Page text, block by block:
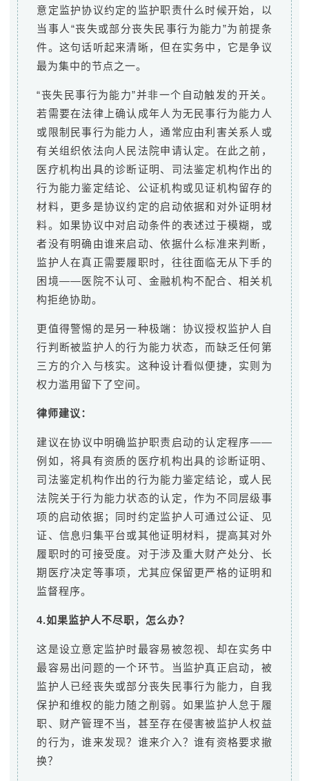
意定监护协议约定的监护职责什么时候开始，以
当事人“丧失或部分丧失民事行为能力”为前提条
件。这句话听起来清晰，但在实务中，它是争议
最为集中的节点之一。
“丧失民事行为能力”并非一个自动触发的开关。
若需要在法律上确认成年人为无民事行为能力人
或限制民事行为能力人，通常应由利害关系人或
有关组织依法向人民法院申请认定。在此之前，
医疗机构出具的诊断证明、司法鉴定机构作出的
行为能力鉴定结论、公证机构或见证机构留存的
材料，更多是协议约定的启动依据和对外证明材
料。如果协议中对启动条件的表述过于模糊，或
者没有明确由谁来启动、依据什么标准来判断，
监护人在真正需要履职时，往往面临无从下手的
困境——医院不认可、金融机构不配合、相关机
构拒绝协助。
更值得警惕的是另一种极端：协议授权监护人自
行判断被监护人的行为能力状态，而缺乏任何第
三方的介入与核实。这种设计看似便捷，实则为
权力滥用留下了空间。
律师建议：
建议在协议中明确监护职责启动的认定程序——
例如，将具有资质的医疗机构出具的诊断证明、
司法鉴定机构作出的行为能力鉴定结论，或人民
法院关于行为能力状态的认定，作为不同层级事
项的启动依据；同时约定监护人可通过公证、见
证、信息归集平台或其他证明材料，提高其对外
履职时的可接受度。对于涉及重大财产处分、长
期医疗决定等事项，尤其应保留更严格的证明和
监督程序。
4.如果监护人不尽职，怎么办？
这是设立意定监护时最容易被忽视、却在实务中
最容易出问题的一个环节。当监护真正启动，被
监护人已经丧失或部分丧失民事行为能力，自我
保护和维权的能力随之削弱。如果监护人怠于履
职、财产管理不当，甚至存在侵害被监护人权益
的行为，谁来发现？谁来介入？谁有资格要求撤
换？